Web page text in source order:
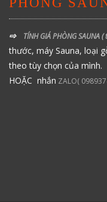
⇨ TÍNH GIÁ PHÒNG SAUNA(
thước, máy Sauna, loại
theo tùy chọn của mình.
HOẶC nhắn ZALO(